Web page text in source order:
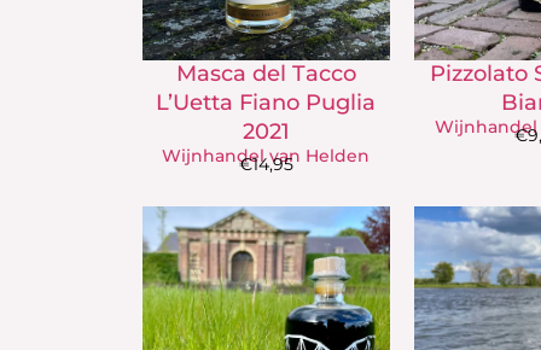
Masca del Tacco
L’Uetta Fiano Puglia
2021
Wijnhandel van Helden
€14,95
Pizzolato
Wijnhandel
€